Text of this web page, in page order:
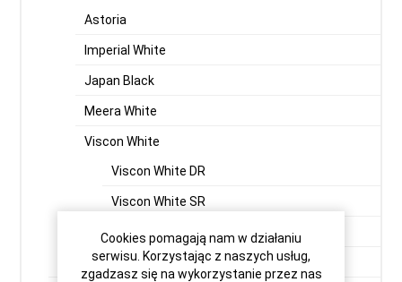
Astoria
Imperial White
Japan Black
Meera White
Viscon White
Viscon White DR
Viscon White SR
Viscon Super White
Vizag Blue (Vergin Rock - Orion)
Cookies pomagają nam w działaniu
serwisu. Korzystając z naszych usług,
zgadzasz się na wykorzystanie przez nas